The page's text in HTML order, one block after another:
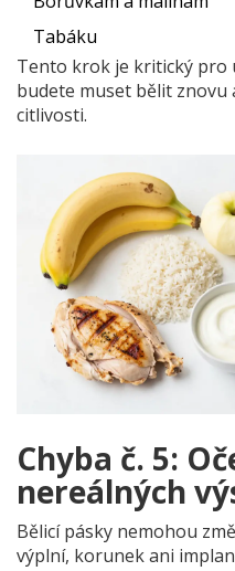
Tabáku
Tento krok je kritický pro
budete muset bělit znovu
citlivosti.
Chyba č. 5:
nereálných
Bělicí pásky nemohou
výplní, korunek ani